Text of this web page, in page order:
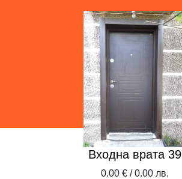
Входна врата 39
0.00 € / 0.00 лв.